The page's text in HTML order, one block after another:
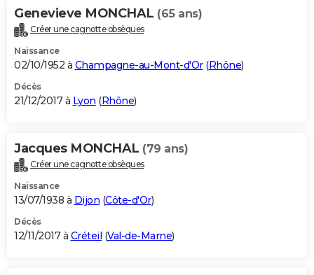
Genevieve MONCHAL (65 ans)
Créer une cagnotte obsèques
Naissance
02/10/1952 à Champagne-au-Mont-d'Or(Rhône)
Décès
21/12/2017 à Lyon (Rhône)
Jacques MONCHAL (79 ans)
Créer une cagnotte obsèques
Naissance
13/07/1938 à Dijon (Côte-d'Or)
Décès
12/11/2017 à Créteil (Val-de-Marne)